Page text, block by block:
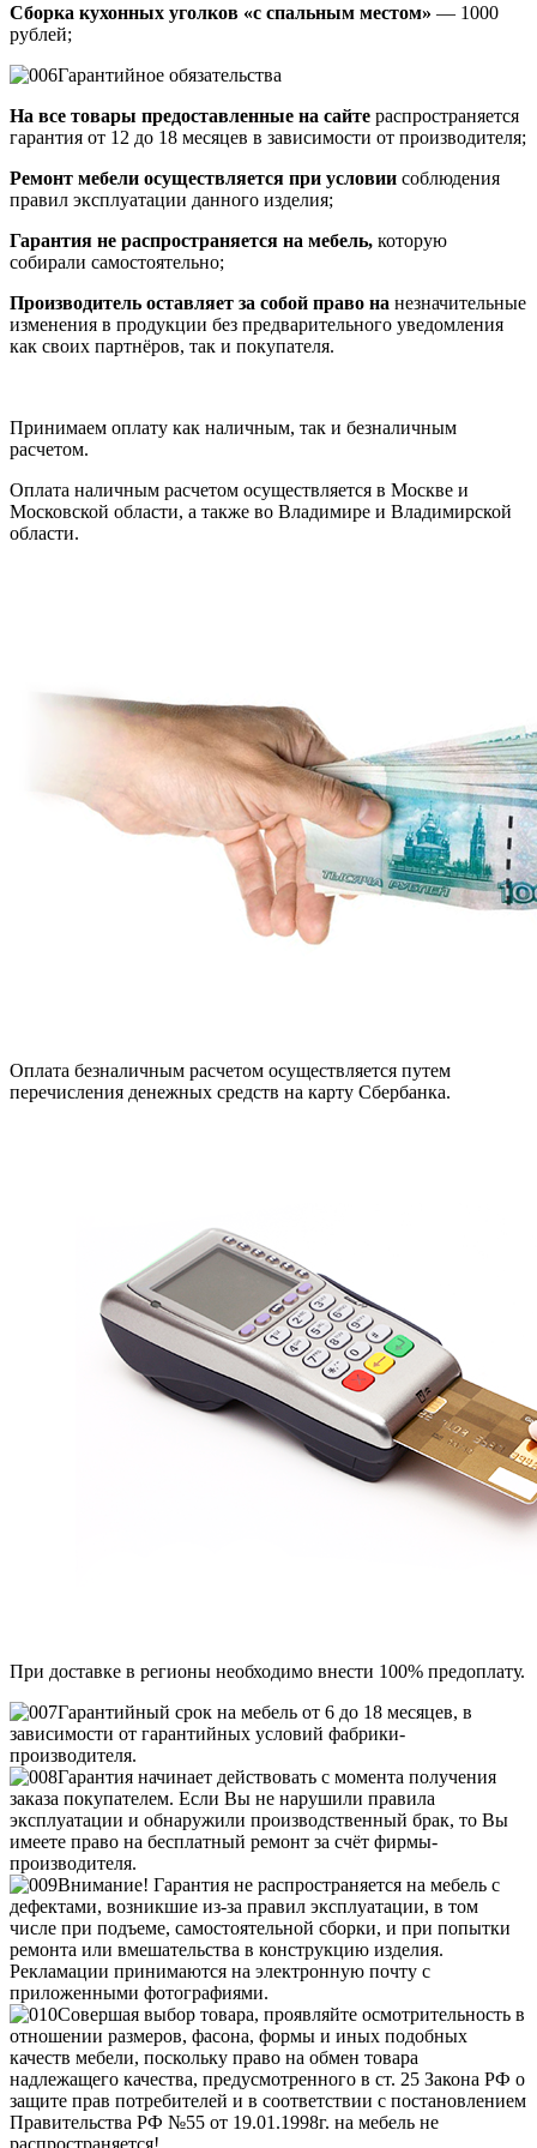
Сборка кухонных уголков «с спальным местом» — 1000
рублей;
Гарантийное обязательства
На все товары предоставленные на сайте распространяется
гарантия от 12 до 18 месяцев в зависимости от производителя;
Ремонт мебели осуществляется при условии соблюдения
правил эксплуатации данного изделия;
Гарантия не распространяется на мебель, которую
собирали самостоятельно;
Производитель оставляет за собой право на незначительные
изменения в продукции без предварительного уведомления
как своих партнёров, так и покупателя.
Принимаем оплату как наличным, так и безналичным
расчетом.
Оплата наличным расчетом осуществляется в Москве и
Московской области, а также во Владимире и Владимирской
области.
Оплата безналичным расчетом осуществляется путем
перечисления денежных средств на карту Сбербанка.
При доставке в регионы необходимо внести 100% предоплату.
Гарантийный срок на мебель от 6 до 18 месяцев, в
зависимости от гарантийных условий фабрики-
производителя.
Гарантия начинает действовать с момента получения
заказа покупателем. Если Вы не нарушили правила
эксплуатации и обнаружили производственный брак, то Вы
имеете право на бесплатный ремонт за счёт фирмы-
производителя.
Внимание! Гарантия не распространяется на мебель с
дефектами, возникшие из-за правил эксплуатации, в том
числе при подъеме, самостоятельной сборки, и при попытки
ремонта или вмешательства в конструкцию изделия.
Рекламации принимаются на электронную почту с
приложенными фотографиями.
Совершая выбор товара, проявляйте осмотрительность в
отношении размеров, фасона, формы и иных подобных
качеств мебели, поскольку право на обмен товара
надлежащего качества, предусмотренного в ст. 25 Закона РФ о
защите прав потребителей и в соответствии с постановлением
Правительства РФ №55 от 19.01.1998г. на мебель не
распространяется!